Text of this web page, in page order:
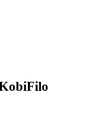
KobiFilo